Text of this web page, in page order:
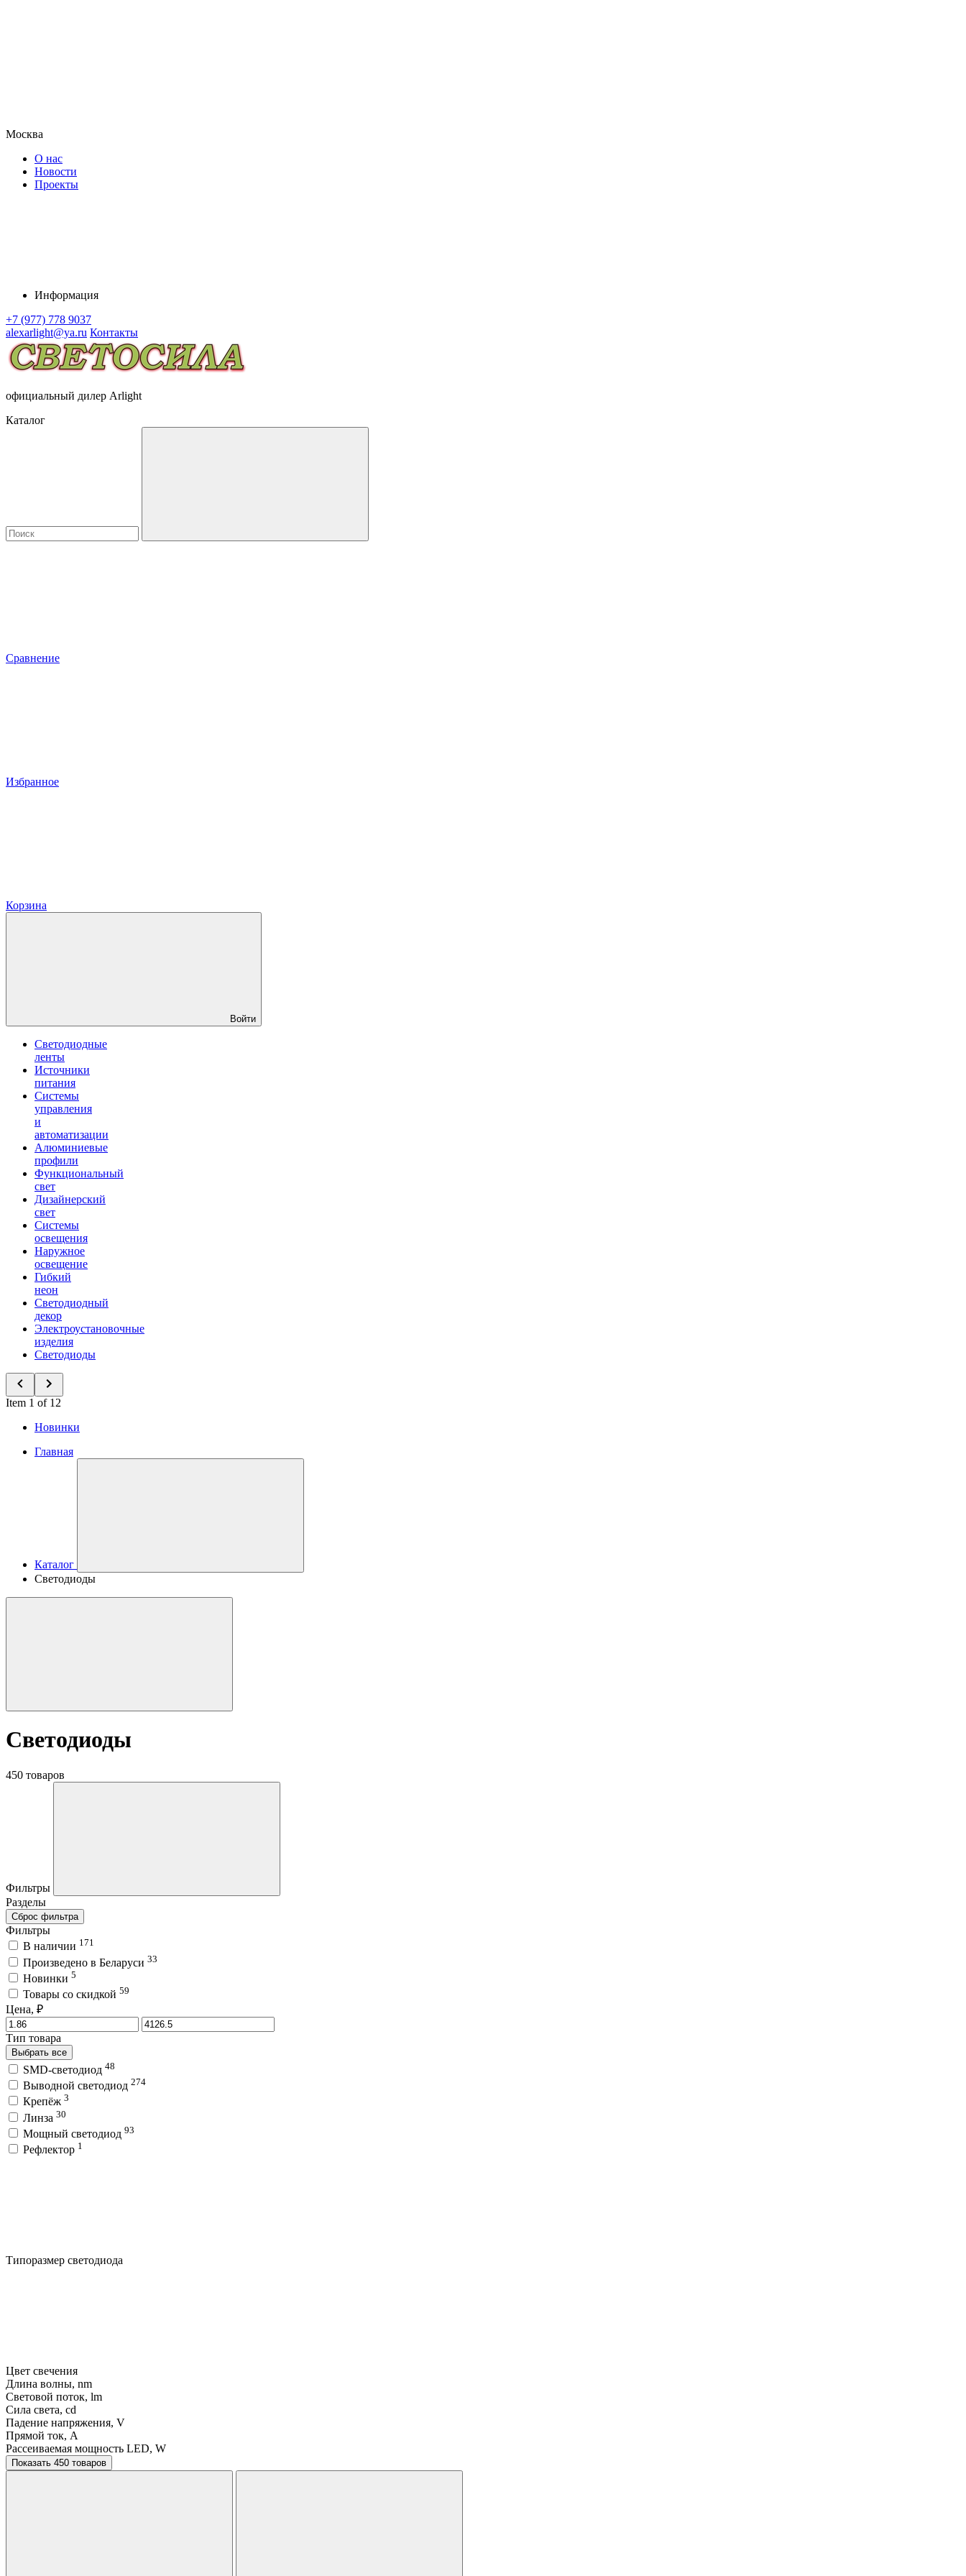
Москва
О нас
Новости
Проекты
Информация
+7 (977) 778 9037
alexarlight@ya.ru Контакты
официальный дилер Arlight
Каталог
Сравнение
Избранное
Корзина
Войти
Светодиодные
ленты
Источники
питания
Системы
управления
и
автоматизации
Алюминиевые
профили
Функциональный
свет
Дизайнерский
свет
Системы
освещения
Наружное
освещение
Гибкий
неон
Светодиодный
декор
Электроустановочные
изделия
Светодиоды
Item 1 of 12
Новинки
Главная
Каталог
Светодиоды
Светодиоды
450 товаров
Фильтры
Разделы
Сброс фильтра
Фильтры
В наличии 171
Произведено в Беларуси 33
Новинки 5
Товары со скидкой 59
Цена, ₽
Тип товара
Выбрать все
SMD-светодиод 48
Выводной светодиод 274
Крепёж 3
Линза 30
Мощный светодиод 93
Рефлектор 1
Типоразмер светодиода
Цвет свечения
Длина волны, nm
Световой поток, lm
Сила света, cd
Падение напряжения, V
Прямой ток, A
Рассеиваемая мощность LED, W
Показать 450 товаров